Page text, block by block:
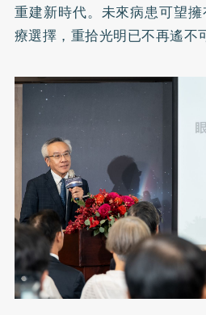
重建新時代。未來病患可望
療選擇，重拾光明已不再遙不